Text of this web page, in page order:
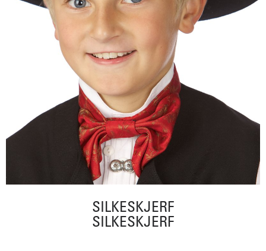
SILKESKJERF
SILKESKJERF